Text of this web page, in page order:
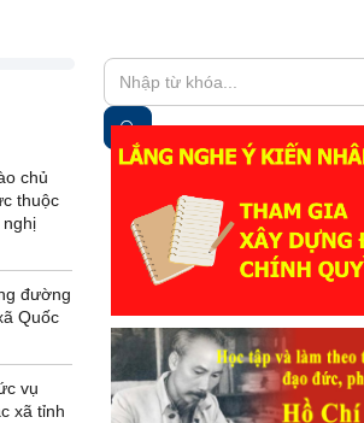
chủ
thuộc
đường
Quốc
vụ
xã tỉnh